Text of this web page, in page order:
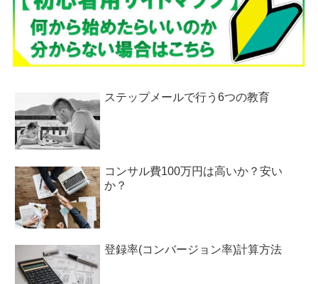
ステップメールで行う6つの教育
コンサル費100万円は高いか？安い
か？
登録率(コンバージョン率)計算方法